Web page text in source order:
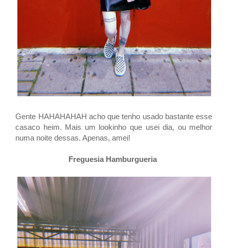
Gente HAHAHAHAH acho que tenho usado bastante esse
casaco heim. Mais um lookinho que usei dia, ou melhor
numa noite dessas. Apenas, amei!
Freguesia Hamburgueria